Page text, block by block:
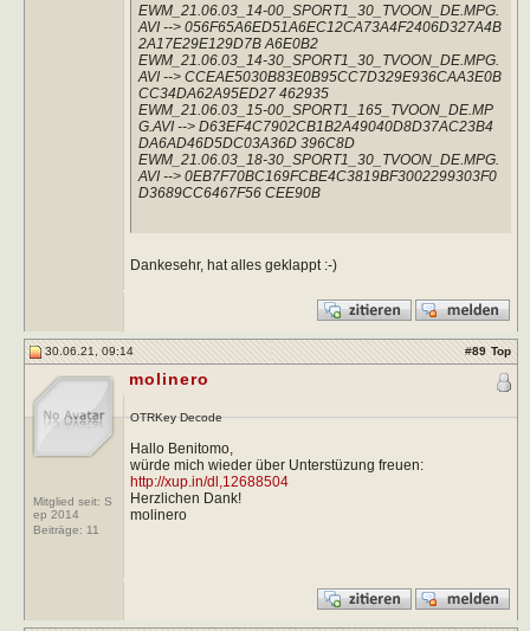
EWM_21.06.03_14-00_SPORT1_30_TVOON_DE.MPG.
AVI --> 056F65A6ED51A6EC12CA73A4F2406D327A4B
2A17E29E129D7B A6E0B2
EWM_21.06.03_14-30_SPORT1_30_TVOON_DE.MPG.
AVI --> CCEAE5030B83E0B95CC7D329E936CAA3E0B
CC34DA62A95ED27 462935
EWM_21.06.03_15-00_SPORT1_165_TVOON_DE.MP
G.AVI --> D63EF4C7902CB1B2A49040D8D37AC23B4
DA6AD46D5DC03A36D 396C8D
EWM_21.06.03_18-30_SPORT1_30_TVOON_DE.MPG.
AVI --> 0EB7F70BC169FCBE4C3819BF3002299303F0
D3689CC6467F56 CEE90B
Dankesehr, hat alles geklappt :-)
30.06.21, 09:14 #89 Top
Mitglied seit: S
ep 2014
Beiträge: 11
molinero
OTRKey Decode
Hallo Benitomo,
würde mich wieder über Unterstüzung freuen:
http://xup.in/dl,12688504
Herzlichen Dank!
molinero